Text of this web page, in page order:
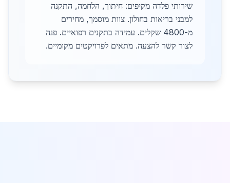
שירותי פלדה מקיפים: חיתוך, הלחמה, התקנה
למבני בריאות בחולון. צוות מוסמך, מחירים
מ-4800 שקלים. עמידה בתקנים רפואיים. פנה
לצור קשר להצעה. מתאים לפרויקטים מקומיים.